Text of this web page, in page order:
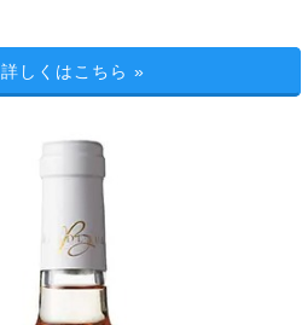
詳しくはこちら »